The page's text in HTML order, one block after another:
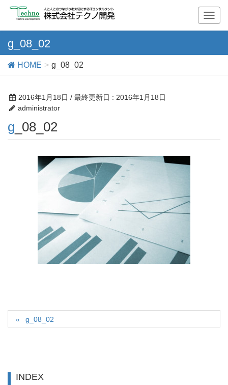
T
a
g_08_02
HOME g_08_02
2016年1月18日 / 最終更新日 : 2016年1月18日
administrator
g_08_02
g_08_02
INDEX